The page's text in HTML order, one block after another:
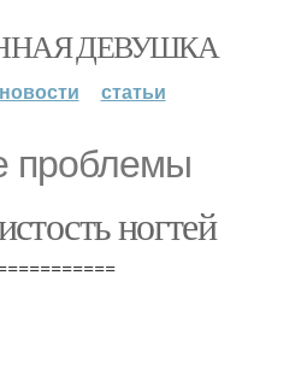
ДЕВУШКА
новости статьи
проблемы
ногтей